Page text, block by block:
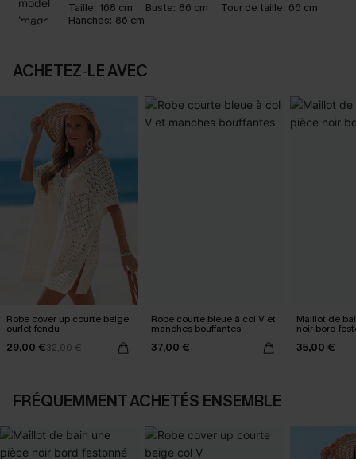
Taille: 168 cm Buste: 86 cm Tour de taille: 66 cm
Hanches: 86 cm
ACHETEZ‑LE AVEC
Robe cover up courte beige
ourlet fendu
29,00 €32,00 €
Robe courte bleue à col V et
manches bouffantes
37,00 €
Maillot de
noir bord
35,00 €
FRÉQUEMMENT ACHETÉS ENSEMBLE